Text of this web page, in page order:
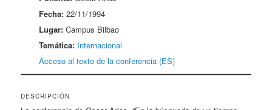
Fecha: 22/11/1994
Lugar: Campus Bilbao
Temática: Internacional
Acceso al texto de la conferencia (ES)
DESCRIPCIÓN